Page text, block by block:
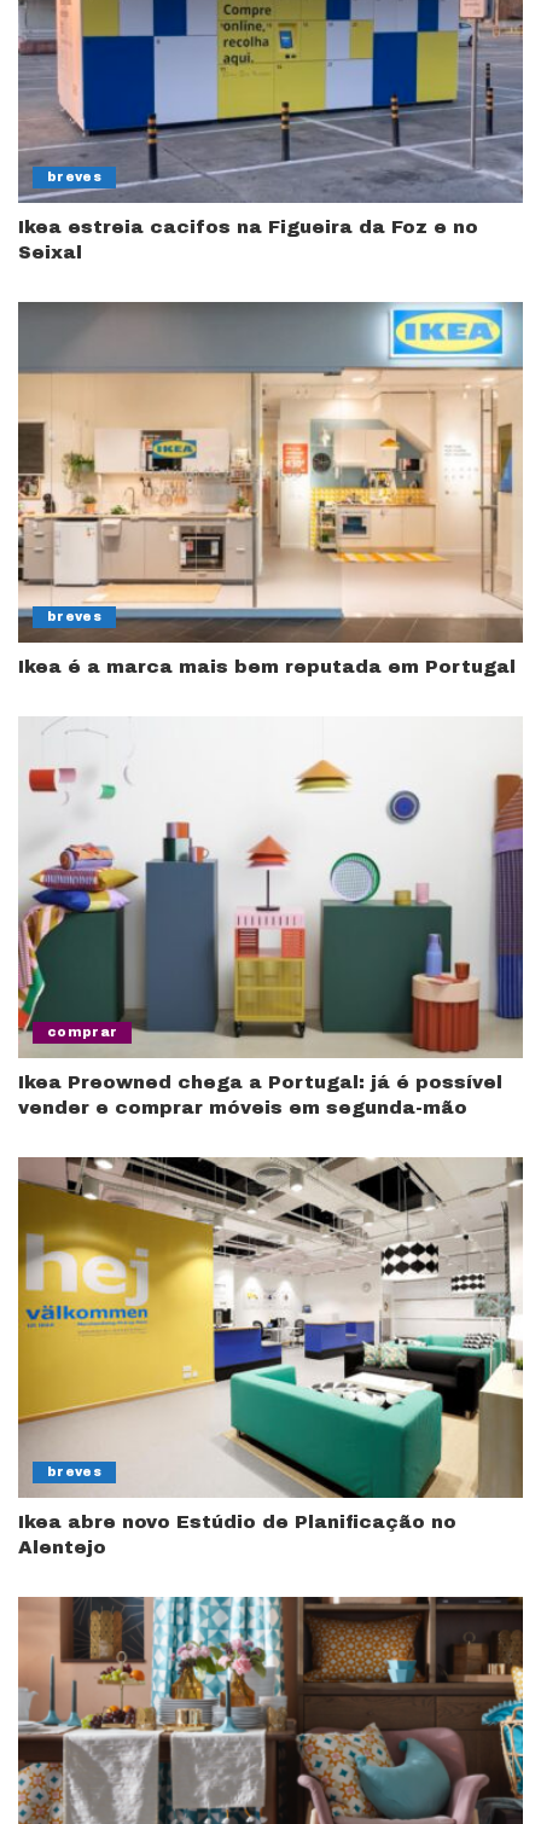
breves
Ikea estreia cacifos na Figueira da Foz e no
Seixal
breves
Ikea é a marca mais bem reputada em Portugal
comprar
Ikea Preowned chega a Portugal: já é possível
vender e comprar móveis em segunda-mão
breves
Ikea abre novo Estúdio de Planificação no
Alentejo